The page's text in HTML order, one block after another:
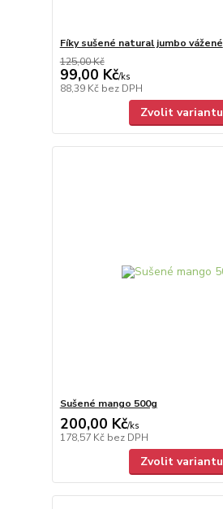
Fíky sušené natural jumbo vážené
125,00 Kč
99,00 Kč/ks
88,39 Kč bez DPH
Zvolit variantu
Sušené mango 500g
200,00 Kč/ks
178,57 Kč bez DPH
Zvolit variantu